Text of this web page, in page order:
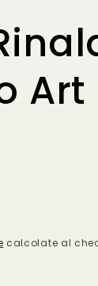
u
a
Art
calcolate al